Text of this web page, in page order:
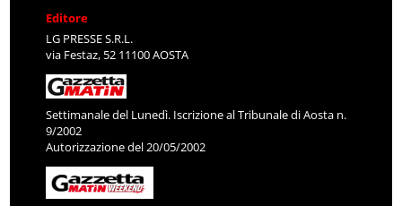
Editore
LG PRESSE S.R.L.
via Festaz, 52 11100 AOSTA
Settimanale del Lunedì. Iscrizione al Tribunale di Aosta n.
9/2002
Autorizzazione del 20/05/2002